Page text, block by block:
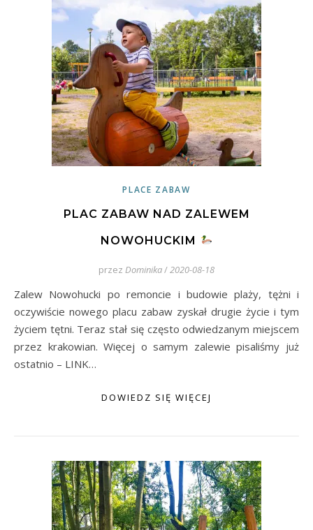
PLACE ZABAW
PLAC ZABAW NAD ZALEWEM
NOWOHUCKIM
przez Dominika/2020-08-18
Zalew Nowohucki po remoncie i budowie plaży, tężni i
oczywiście nowego placu zabaw zyskał drugie życie i tym
życiem tętni. Teraz stał się często odwiedzanym miejscem
przez krakowian. Więcej o samym zalewie pisaliśmy już
ostatnio – LINK…
DOWIEDZ SIĘ WIĘCEJ